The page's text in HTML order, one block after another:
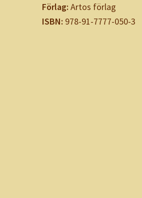
Förlag: Artos förlag
ISBN: 978-91-7777-050-3